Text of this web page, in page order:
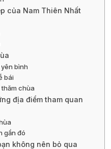
của Nam Thiên Nhất
bình
bái
chùa
địa điểm tham quan
gần đó
không nên bỏ qua